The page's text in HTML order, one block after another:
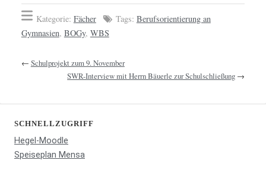
Kategorie: Fächer Tags: Berufsorientierung an
Gymnasien, BOGy, WBS
← Schulprojekt zum 9. November
SWR-Interview mit Herrn Bäuerle zur Schulschließung →
SCHNELLZUGRIFF
Hegel-Moodle
Speiseplan Mensa